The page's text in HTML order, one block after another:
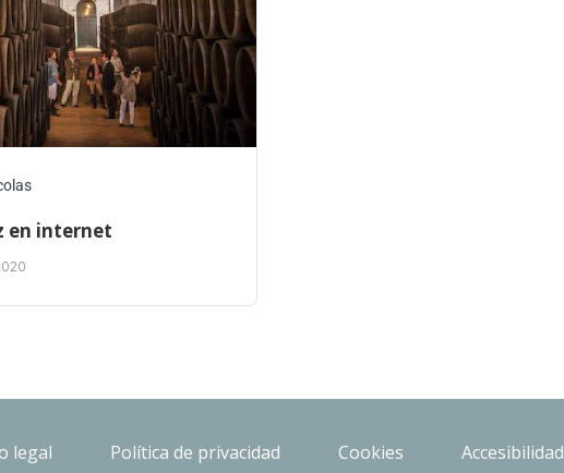
en internet
legal Política de privacidad Cookies Accesibilidad